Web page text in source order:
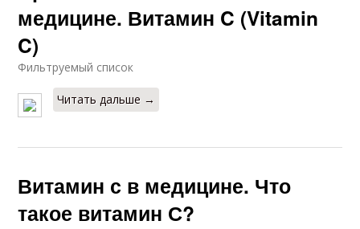
медицине. Витамин C (Vitamin
C)
Фильтруемый список
Читать дальше →
Витамин с в медицине. Что
такое витамин С?